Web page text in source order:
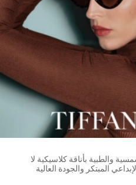
والطبية بأناقة كلاسيكية لا
المبتكر والجودة العالية